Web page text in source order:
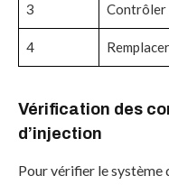
3 Contrôler
4
Vérification des
d’injection
Pour vérifier le système